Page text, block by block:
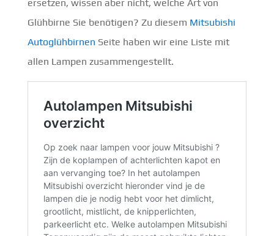
ersetzen, wissen aber nicht, welche Art von
Glühbirne Sie benötigen? Zu diesem Mitsubishi
Autoglühbirnen Seite haben wir eine Liste mit
allen Lampen zusammengestellt.